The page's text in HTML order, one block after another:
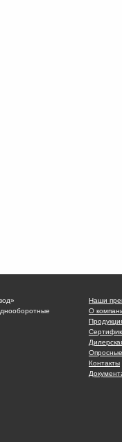
Наши
О
Контакты